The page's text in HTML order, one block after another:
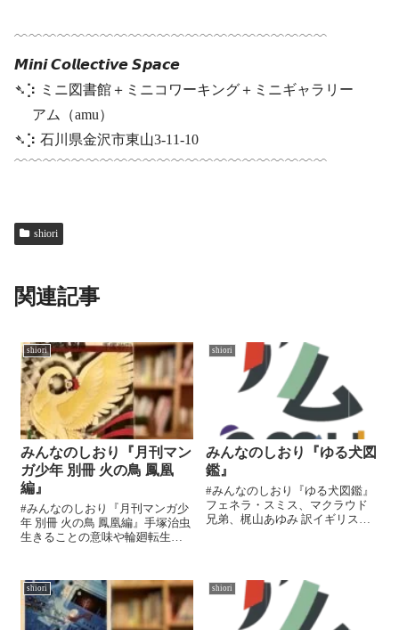
﹋﹋﹋﹋﹋﹋﹋﹋﹋﹋﹋﹋﹋﹋﹋﹋﹋﹋﹋﹋﹋﹋
𝙈𝙞𝙣𝙞 𝘾𝙤𝙡𝙡𝙚𝙘𝙩𝙞𝙫𝙚 𝙎𝙥𝙖𝙘𝙚
➴⡱ ミニ図書館＋ミニコワーキング＋ミニギャラリー
アム（amu）
➴⡱ 石川県金沢市東山3-11-10
﹋﹋﹋﹋﹋﹋﹋﹋﹋﹋﹋﹋﹋﹋﹋﹋﹋﹋﹋﹋﹋﹋
shiori
関連記事
shiori
みんなのしおり『月刊マン
ガ少年 別冊 火の鳥 鳳凰
編』
#みんなのしおり『月刊マンガ少
年 別冊 火の鳥 鳳凰編』手塚治虫
生きることの意味や輪廻転生と
ってどのシリーズが好きかとい
うことがわかれるかもしれませ
ん。火の鳥の代表作ともいわれ
る「鳳凰...
shiori
みんなのしおり『ゆる犬図
鑑』
#みんなのしおり『ゆる犬図鑑』
フェネラ・スミス、マクラウド
兄弟、梶山あゆみ 訳イギリスの
ている図鑑絵本。さすがゆるい
図鑑なので...
shiori shiori